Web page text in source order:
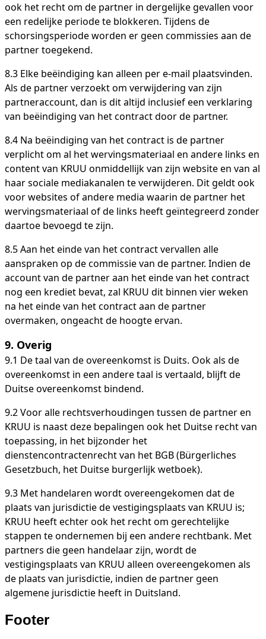
ook het recht om de partner in dergelijke gevallen voor
een redelijke periode te blokkeren. Tijdens de
schorsingsperiode worden er geen commissies aan de
partner toegekend.
8.3 Elke beëindiging kan alleen per e-mail plaatsvinden.
Als de partner verzoekt ​om verwijdering van zijn
partneraccount, dan is dit altijd inclusief een verklaring
van beëindiging van het contract door de partner.
8.4 Na beëindiging van het contract is de partner
verplicht om al het wervingsmateriaal en andere links en
content van KRUU onmiddellijk van zijn website en van al
haar sociale mediakanalen te verwijderen. Dit geldt ook
voor websites of andere media waarin de partner het
wervingsmateriaal of de links heeft geïntegreerd zonder
daartoe bevoegd te zijn.
8.5 Aan het einde van het contract vervallen alle
aanspraken op de commissie van de partner. Indien de
account van de partner aan het einde van het contract
nog een krediet bevat, zal KRUU dit binnen vier weken
na het einde van het contract aan de partner
overmaken, ongeacht de hoogte ervan.
9. Overig
9.1 De taal van de overeenkomst is Duits. Ook als de
overeenkomst in een andere taal is vertaald, blijft de
Duitse overeenkomst bindend.
9.2 Voor alle rechtsverhoudingen tussen de partner en
KRUU is naast deze bepalingen ook het Duitse recht van
toepassing, in het bijzonder het
dienstencontractenrecht van het BGB (Bürgerliches
Gesetzbuch, het Duitse burgerlijk wetboek).
9.3 Met handelaren wordt overeengekomen dat de
plaats van jurisdictie de vestigingsplaats van KRUU is;
KRUU heeft echter ook het recht om gerechtelijke
stappen te ondernemen bij een andere rechtbank. Met
partners die geen handelaar zijn, wordt de
vestigingsplaats van KRUU alleen overeengekomen als
de plaats van jurisdictie, indien de partner geen
algemene jurisdictie heeft in Duitsland.
Footer